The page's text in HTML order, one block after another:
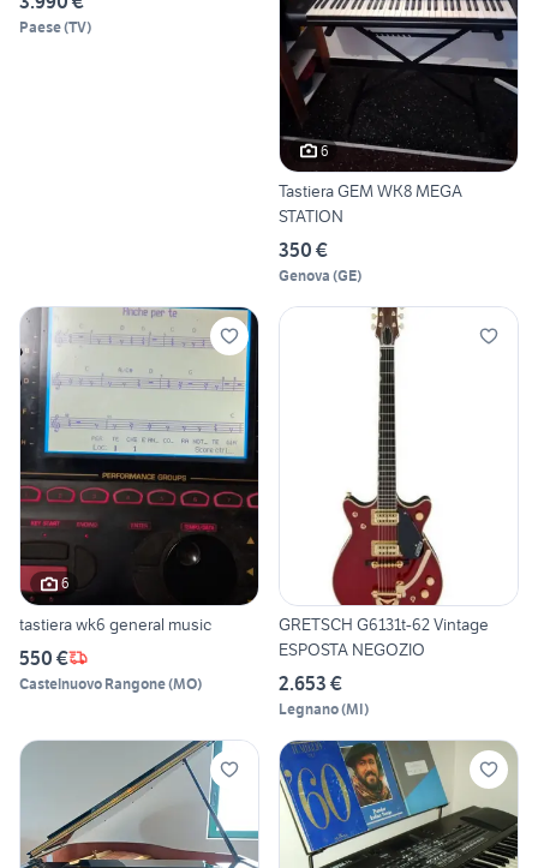
Paese(TV)
6
Tastiera GEM WK8 MEGA
STATION
350 €
Genova (GE)
6
tastiera wk6 general music
550 €
Castelnuovo Rangone(MO)
GRETSCH G6131t-62 Vintage
ESPOSTA NEGOZIO
2.653 €
Legnano(MI)